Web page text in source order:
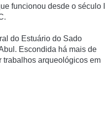
funcionou desde o século I
do Estuário do Sado
Escondida há mais de
trabalhos arqueológicos em